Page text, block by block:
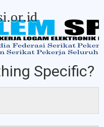
Specific?